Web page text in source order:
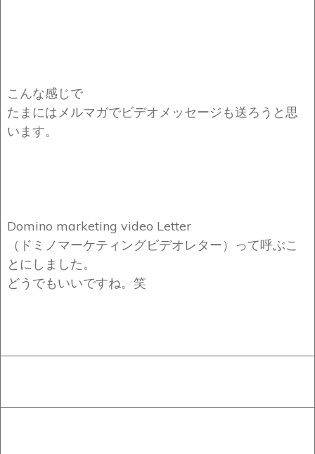
こんな感じで
たまにはメルマガでビデオメッセージも送ろうと思
います。
Domino marketing video Letter
（ドミノマーケティングビデオレター）って呼ぶこ
とにしました。
どうでもいいですね。笑